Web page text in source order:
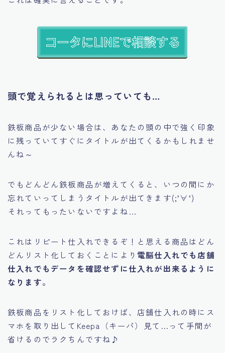
頭で覚えられるとは思っていても…
鉄板商品が少ない場合は、あなたの頭の中で強く印象
に残っていてすぐにタイトルが出てくるかもしれませ
んね～
でもどんどん鉄板商品が増えてくると、いつの間にか
忘れていってしまうタイトルが出てきます(;’∀’)
それってもったいないですよね…
これはリピート仕入れできるぞ！と思える商品はどん
どんリスト化しておくことにより 電脳仕入れでも店舗
仕入れでもデータを確認せずに仕入れが出来るように
なります。
鉄板商品をリスト化しておけば、店舗仕入れの時にス
マホを取り出してKeepa（キーパ）見て…って手間が
省けるのでラクちんですね♪